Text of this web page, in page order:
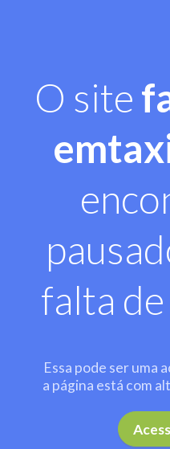
O site
falta
Essa pode ser uma
a página está com